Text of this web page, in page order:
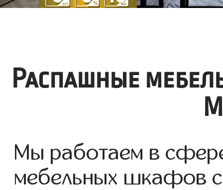
Распашные
Мы работаем в
мебельных шкафов